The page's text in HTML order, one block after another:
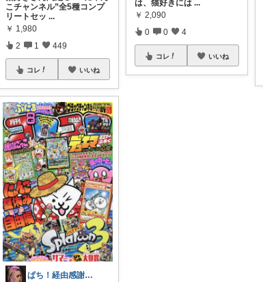
こチャンネル”全5種コンプ
リートセッ ...
￥ 1,980
2 1 449
コレ いいね
ぱち！経由感謝📚🏳️‍🌈👚🕊️
は、猫好きには ...
￥ 2,090
0 0 4
コレ いいね